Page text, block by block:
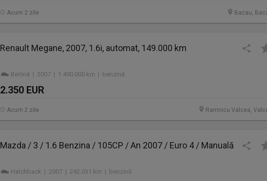
Bacau,
Acum 2 zile
Renault Megane, 2007, 1.6i, automat, 149.000 km
Berlină | 2007 | 1.490.000 km | benzină
2.350 EUR
Ramnicu Valcea,
Acum 2 zile
Mazda / 3 / 1.6 Benzina / 105CP / An 2007 / Euro 4 / Manuală
Hatchback | 2007 | 242.031 km | benzină